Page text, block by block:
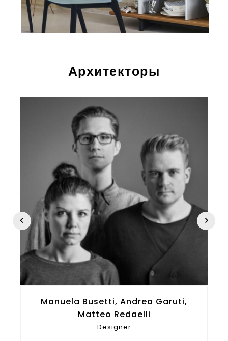
Архитекторы
Manuela Busetti, Andrea Garuti,
Matteo Redaelli
Designer